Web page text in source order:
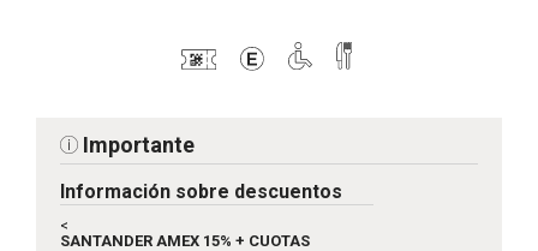
Importante
Información sobre descuentos
<
SANTANDER AMEX 15% + CUOTAS